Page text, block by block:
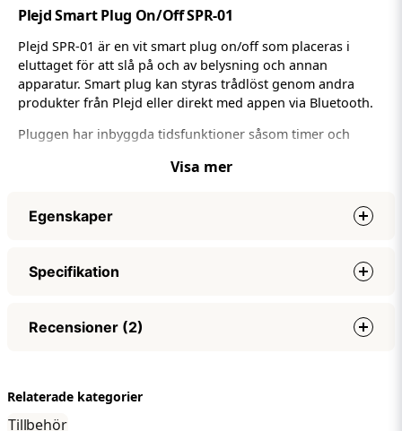
Plejd Smart Plug On/Off SPR-01
Plejd SPR-01 är en vit smart plug on/off som placeras i
eluttaget för att slå på och av belysning och annan
apparatur. Smart plug kan styras trådlöst genom andra
produkter från Plejd eller direkt med appen via Bluetooth.
Pluggen har inbyggda tidsfunktioner såsom timer och
eller efter solens upp- och nedgång. Kan även styras
krävs en Plejd Gateway. Plejd SPR-01 är inte dimbar och styr
laster upp till 16 A (3500 W).
designen gör det möjligt att använda närliggande uttag
Låt solens upp- och nedgång styra fönsterlampan, slå på
och av belysning och annan apparatur vid en viss tid.
Visa mer
Egenskaper
Spänning
Räckvidd
Specifikation
Specifikationer
Dimensioner
Räckvidd
Recensioner (2)
Anonym
för 6 månader sedan
Relaterade kategorier
Tillbehör